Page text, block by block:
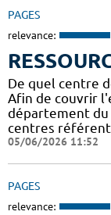
PAGES
relevance:
De quel centre
Afin de couvrir
département du
centres
05/06/2026 11:52
PAGES
relevance: